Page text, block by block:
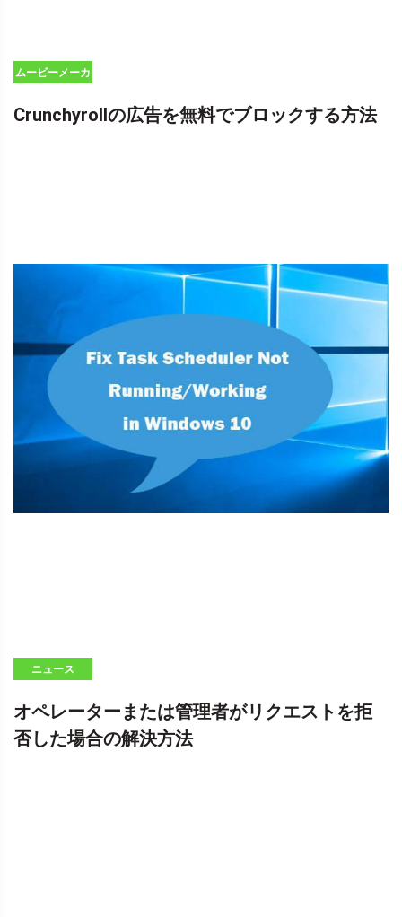
ムービーメーカ
Crunchyrollの広告を無料でブロックする方法
ニュース
オペレーターまたは管理者がリクエストを拒
否した場合の解決方法